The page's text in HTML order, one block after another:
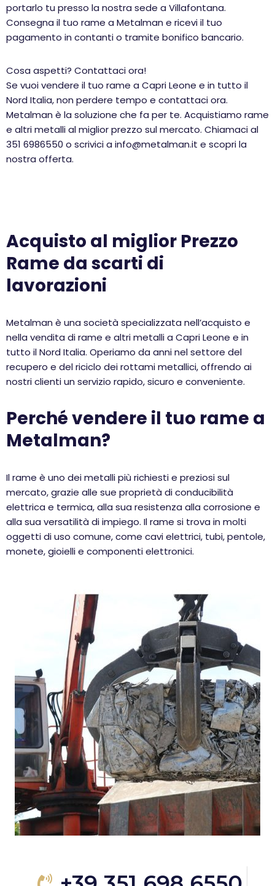
portarlo tu presso la nostra sede a Villafontana.
Consegna il tuo rame a Metalman e ricevi il tuo
pagamento in contanti o tramite bonifico bancario.
Cosa aspetti? Contattaci ora!
Se vuoi vendere il tuo rame a Capri Leone e in tutto il
Nord Italia, non perdere tempo e contattaci ora.
Metalman è la soluzione che fa per te. Acquistiamo rame
e altri metalli al miglior prezzo sul mercato. Chiamaci al
351 6986550 o scrivici a info@metalman.it e scopri la
nostra offerta.
Acquisto al miglior Prezzo
Rame da scarti di
lavorazioni
Metalman è una società specializzata nell’acquisto e
nella vendita di rame e altri metalli a Capri Leone e in
tutto il Nord Italia. Operiamo da anni nel settore del
recupero e del riciclo dei rottami metallici, offrendo ai
nostri clienti un servizio rapido, sicuro e conveniente.
Perché vendere il tuo rame a
Metalman?
Il rame è uno dei metalli più richiesti e preziosi sul
mercato, grazie alle sue proprietà di conducibilità
elettrica e termica, alla sua resistenza alla corrosione e
alla sua versatilità di impiego. Il rame si trova in molti
oggetti di uso comune, come cavi elettrici, tubi, pentole,
monete, gioielli e componenti elettronici.